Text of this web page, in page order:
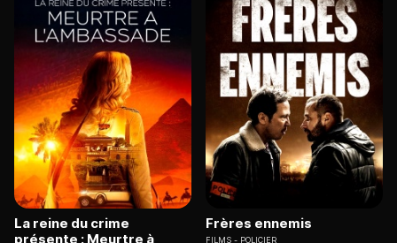
La reine du crime
présente : Meurtre à
Frères ennemis
FILMS POLICIER